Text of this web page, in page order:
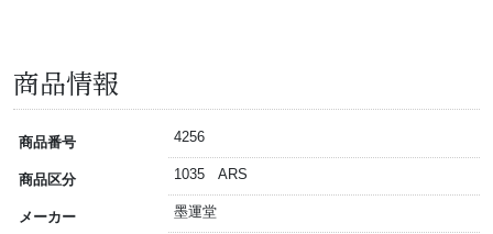
商品情報
商品番号 4256
商品区分 1035 ARS
メーカー 墨運堂